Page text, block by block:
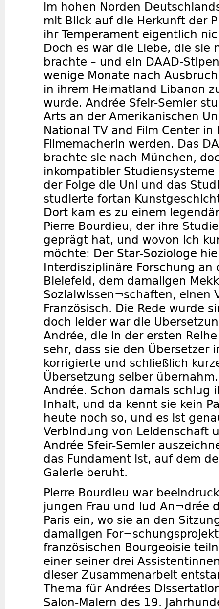
im hohen Norden
mit Blick auf die Herkunft der
ihr Temperament eigentlich
Doch es war die Liebe, die sie
brachte – und ein DAAD-
wenige Monate nach
in ihrem Heimatland Libanon
wurde. Andrée Sfeir-Semler
Arts an der Amerikanischen
National TV and Film Center
Filmemacherin werden. Das
brachte sie nach München,
inkompatibler Studiensysteme
der Folge die Uni und das
studierte fortan
Dort kam es zu einem
Pierre Bourdieu, der ihre
geprägt hat, und wovon ich
möchte: Der Star-Soziologe
Interdisziplinäre Forschung an
Bielefeld, dem damaligen
Sozialwissen¬schaften, einen
Französisch. Die Rede wurde
doch leider war die
Andrée, die in der ersten
sehr, dass sie den Übersetzer
korrigierte und schließlich
Übersetzung selber
Andrée. Schon damals schlug
Inhalt, und da kennt sie kein
heute noch so, und es ist
Verbindung von Leidenschaft
Andrée Sfeir-Semler
das Fundament ist, auf dem
Galerie beruht.
Pierre Bourdieu war
jungen Frau und lud An¬drée
Paris ein, wo sie an den
damaligen
französischen Bourgeoisie
einer seiner drei
dieser Zusammenarbeit
Thema für Andrées
Salon-Malern des 19.